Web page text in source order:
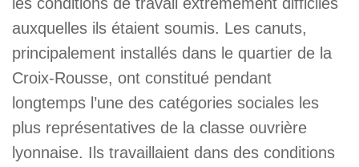
auxquelles ils étaient soumis. Les canuts,
principalement installés dans le quartier de la
Croix-Rousse, ont constitué pendant
longtemps l’une des catégories sociales les
plus représentatives de la classe ouvrière
lyonnaise. Ils travaillaient dans des conditions